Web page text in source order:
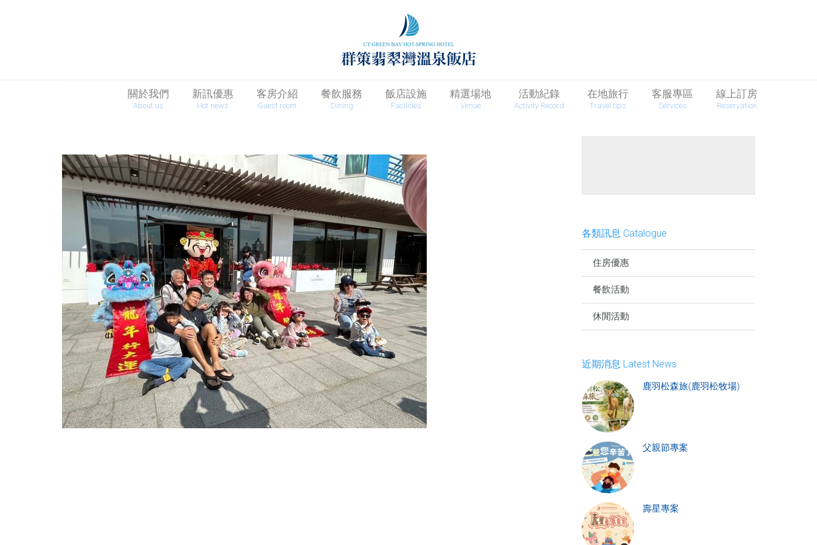
關於我們
About us
新訊優惠
Hot news
客房介紹
Guest room
餐飲服務
Dining
飯店設施
Facilities
精選場地
Venue
活動紀錄
Activity Record
在地旅行
Travel tips
客服專區
Services
線上訂房
Reservation
各類訊息 Catalogue
住房優惠
餐飲活動
休閒活動
近期消息 Latest News
鹿羽松森旅(鹿羽松牧場)
父親節專案
壽星專案